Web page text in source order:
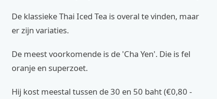
De klassieke Thai Iced Tea is overal te vinden, maar
er zijn variaties.
De meest voorkomende is de 'Cha Yen'. Die is fel
oranje en superzoet.
Hij kost meestal tussen de 30 en 50 baht (€0,80 -